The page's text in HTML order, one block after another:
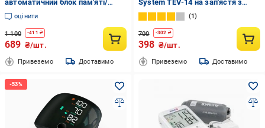
автоматичний блок пам'яті/
індикатор рівня тиску (1177)
оцінити
1 100 -411 ₴
689 ₴/шт.
Привеземо Доставимо
System TEV-14 на зап'ястя з
голосовим монітором Чорний
1
700 -302 ₴
398 ₴/шт.
Привеземо Доставимо